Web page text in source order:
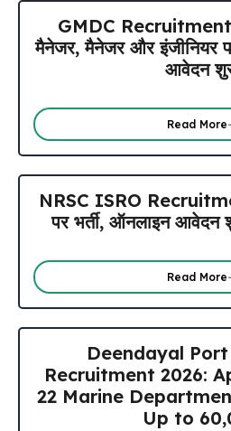
GMDC
मैनेजर, मैनेजर और इंजीनियर
आवेदन
Read More
NRSC ISRO
पर भर्ती, ऑनलाइन आवेदन
Read More
Deendayal
Recruitment 2026:
22 Marine
Up to